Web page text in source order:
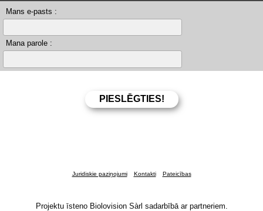
Mans e-pasts :
Mana parole :
Juridiskie paziņojumi Kontakti Pateicības
Projektu īsteno Biolovision Sàrl sadarbībā ar partneriem.